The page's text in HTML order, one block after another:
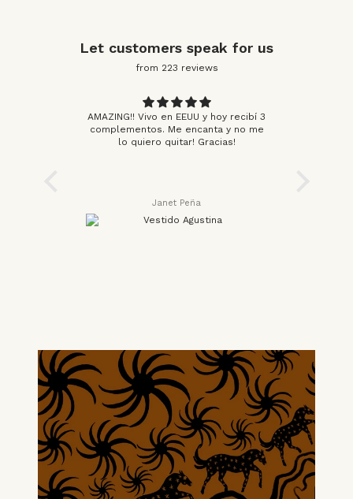
Let customers speak for us
from 223 reviews
AMAZING!! Vivo en EEUU y hoy recibí 3
complementos. Me encanta y no me
lo quiero quitar! Gracias!
Janet Peña